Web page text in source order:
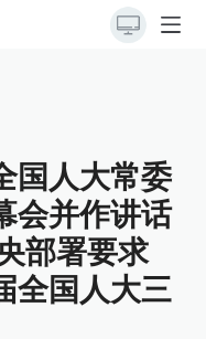
国人大常委
会并作讲话
部署要求
全国人大三